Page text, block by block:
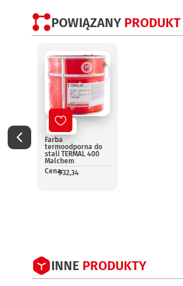
POWIĄZANY PRODUKT
Nowy
Farba
termoodporna do
stali TERMAL 400
Malchem
Cena:932,34
INNE PRODUKTY